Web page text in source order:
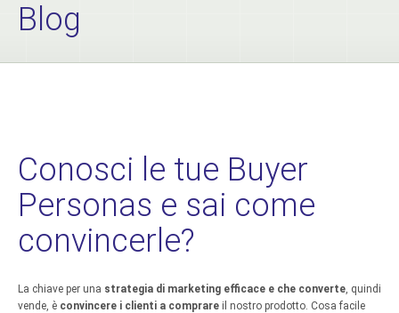
Blog
Conosci le tue Buyer
Personas e sai come
convincerle?
La chiave per una strategia di marketing efficace e che converte, quindi
vende, è convincere i clienti a comprare il nostro prodotto. Cosa facile